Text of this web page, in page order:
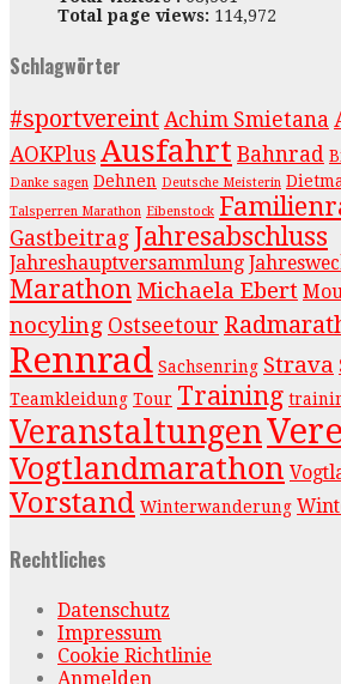
Total page views: 114,972
Schlagwörter
#sportvereint Achim Smietana
AOKPlus Ausfahrt Bahnrad
Danke sagen Dehnen Deutsche Meisterin
Talsperren Marathon Eibenstock
Gastbeitrag Jahresabschluss
Jahreshauptversammlung
Marathon Michaela Ebert
nocyling Ostseetour
Rennrad Sachsenring Strava
Teamkleidung Tour Training
Veranstaltungen
Vogtlandmarathon
Vorstand Winterwanderung
Rechtliches
Datenschutz
Impressum
Cookie Richtlinie
Anmelden